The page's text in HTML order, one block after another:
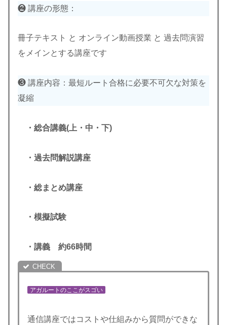
❷ 講座の形態：
冊子テキスト と オンライン動画授業 と 過去問演習
をメインとする講座です
❸ 講座内容：最短ルート合格に必要不可欠な対策を
凝縮
・総合講義(上・中・下)
・過去問解説講座
・総まとめ講座
・模擬試験
・講義 約66時間
アガルートのここがスゴい
通信講座ではコストや仕組みから質問ができな